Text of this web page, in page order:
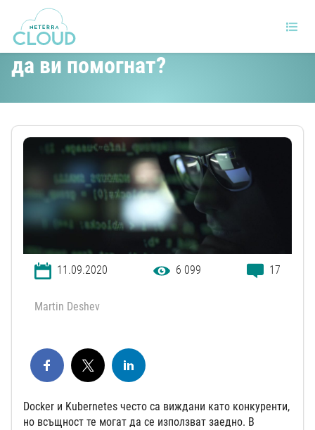
Как Docker и Kubernetes могат
да ви помогнат?
11.09.2020 6 099 17
Martin Deshev
Docker и Kubernetes често са виждани като конкуренти,
но всъщност те могат да се използват заедно. В